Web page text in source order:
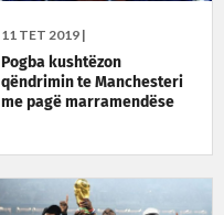
11 TET 2019 |
Pogba kushtëzon
qëndrimin te Manchesteri
me pagë marramendëse